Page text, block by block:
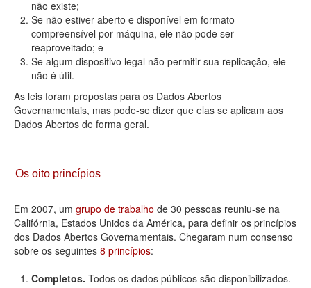
não existe;
Se não estiver aberto e disponível em formato
compreensível por máquina, ele não pode ser
reaproveitado; e
Se algum dispositivo legal não permitir sua replicação, ele
não é útil.
As leis foram propostas para os Dados Abertos
Governamentais, mas pode-se dizer que elas se aplicam aos
Dados Abertos de forma geral.
Os oito princípios
Em 2007, um grupo de trabalho de 30 pessoas reuniu-se na
Califórnia, Estados Unidos da América, para definir os princípios
dos Dados Abertos Governamentais. Chegaram num consenso
sobre os seguintes 8 princípios:
Completos. Todos os dados públicos são disponibilizados.